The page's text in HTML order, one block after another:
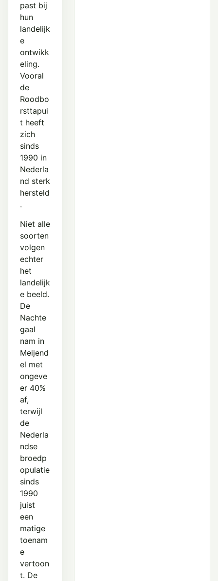
past bij
hun
landelijk
e
ontwikk
eling.
Vooral
de
Roodbo
rsttapui
t heeft
zich
sinds
1990 in
Nederla
nd sterk
hersteld
.
Niet alle
soorten
volgen
echter
het
landelijk
e beeld.
De
Nachte
gaal
nam in
Meijend
el met
ongeve
er 40%
af,
terwijl
de
Nederla
ndse
broedp
opulatie
sinds
1990
juist
een
matige
toenam
e
vertoon
t. De